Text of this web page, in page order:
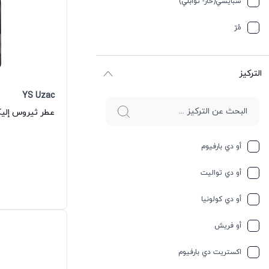
جوز الهند
حامِض
مُرّ
التركيز
أو دي بارفيوم
أو دي تواليت
أو دي كولونيا
أو فريش
اكستريت دي بارفيوم
YS Uzac